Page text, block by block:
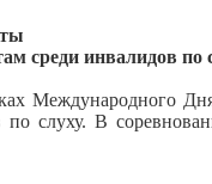
среди инвалидов по
Международного Дня
слуху. В